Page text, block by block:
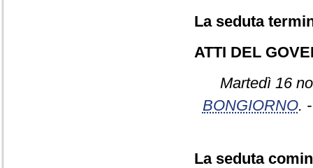
La seduta
ATTI DEL
Martedì 16
BONGIORNO.
La seduta